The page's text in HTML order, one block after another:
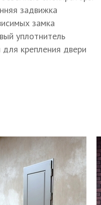
задвижка
замка
уплотнитель
крепления двери